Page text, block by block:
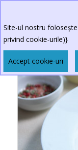
Site-ul nostru
privind cookie-urile)}
Accept cookie-uri